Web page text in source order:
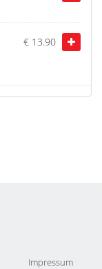
€ 13.90
Impressum